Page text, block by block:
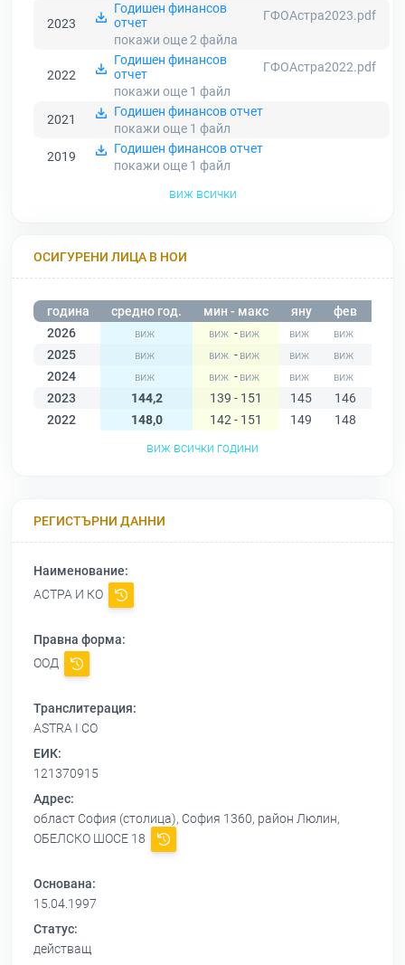
2023
Годишен финансов
отчет
ГФОАстра2023.pdf
покажи още 2файла
2022
Годишен финансов
отчет
ГФОАстра2022.pdf
покажи още 1 файл
2021
Годишен финансов отчет
покажи още 1 файл
2019
Годишен финансов отчет
покажи още 1 файл
виж всички
ОСИГУРЕНИ ЛИЦА В НОИ
година средно год. мин - макс яну фев
2026
-
2025
-
2024
-
2023
144,2 139 - 151 145 146
2022
148,0 142 - 151 149 148
виж всички години
РЕГИСТЪРНИ ДАННИ
Наименование:
АСТРА И КО
Правна форма:
ООД
Транслитерация:
ASTRA I CO
ЕИК:
121370915
Адрес:
област София (столица), София 1360, район Люлин,
ОБЕЛСКО ШОСЕ 18
Основана:
15.04.1997
Статус:
действащ